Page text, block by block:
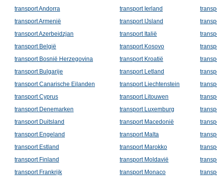
transport Andorra
transport Ierland
transport Armenië
transport IJsland
transport Azerbeidzjan
transport Italië
transport België
transport Kosovo
transport Bosnië Herzegovina
transport Kroatië
transport Bulgarije
transport Letland
transport Canarische Eilanden
transport Liechtenstein
transport Cyprus
transport Litouwen
transport Denemarken
transport Luxemburg
transport Duitsland
transport Macedonië
transport Engeland
transport Malta
transport Estland
transport Marokko
transport Finland
transport Moldavië
transport Frankrijk
transport Monaco